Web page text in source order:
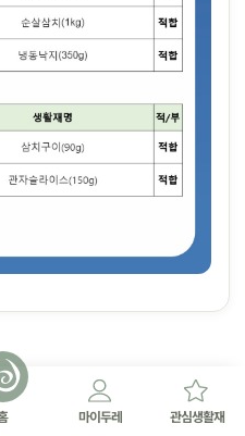
마이두레 관심생활재